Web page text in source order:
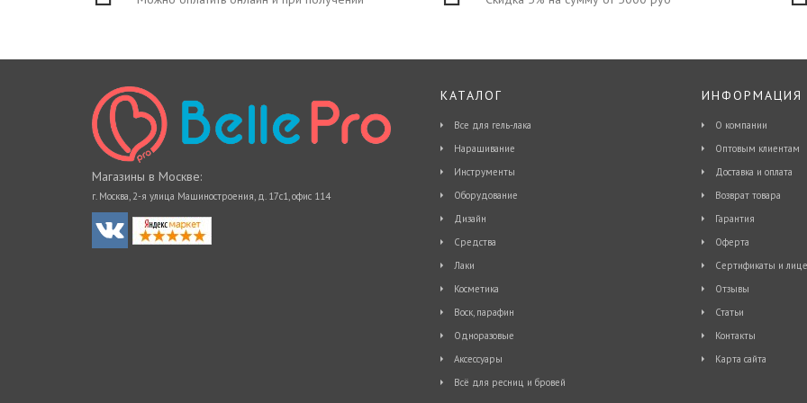
Магазины в Москве:
г. Москва, 2-я улица Машиностроения, д. 17с1, офис 114
КАТАЛОГ
Все для гель-лака
Наращивание
Инструменты
Оборудование
Дизайн
Средства
Лаки
Косметика
Воск, парафин
Одноразовые
Аксессуары
Всё для ресниц и бровей
ИНФОРМАЦИЯ
О компании
Оптовым клиентам
Доставка и оплата
Возврат товара
Гарантия
Оферта
Сертификаты и
Отзывы
Статьи
Контакты
Карта сайта